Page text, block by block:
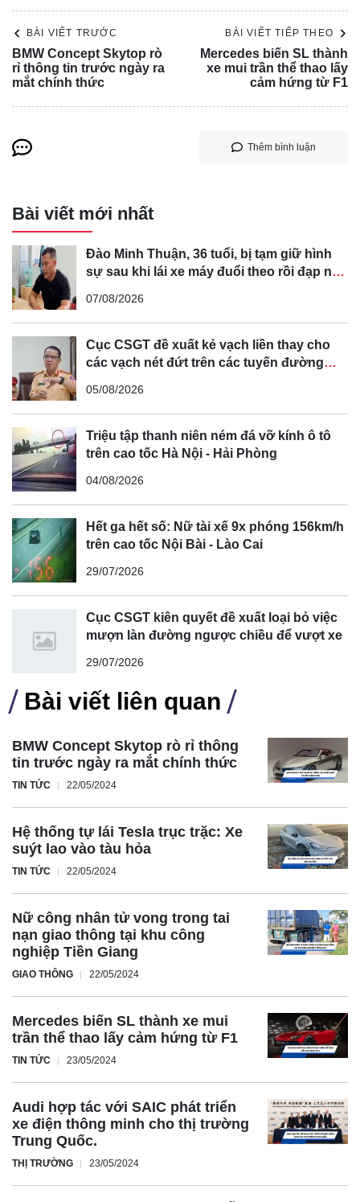
Năm ngoái, Bộ Công Thương cũng đã thanh lý và đấu giá
21 chiếc ô tô cũ thuộc quản lý của văn phòng Bộ. Trong số
này, có đến 17/21 chiếc có giá thấp hơn một chiếc Honda
SH350i (khoảng 151 triệu đồng), chỉ có 4 chiếc có giá cao
đăng ký từ năm 2000 đến 2006, và có sức chứa từ 5 đến
Trong thời gian gần đây, việc đấu giá các tài sản thanh lý
của cơ quan và doanh nghiệp Nhà nước đã thu hút sự chú
ý của dư luận.
Một lô xe đặc biệt gồm 7 phương tiện hạng sang như
Lexus LX 570, Range Rover, môtô Ducati Multistrada...
thuộc quản lý của Cơ quan Cảnh sát điều tra (Công an tỉnh
Hà Tĩnh), được rao bán đấu giá với mức giá khởi điểm là
Tuy nhiên, lô xe này đã trải qua 4 lần đấu giá không thành
công. Lần gần nhất, giá xe toàn bộ 7 chiếc này đã giảm
xuống chỉ còn 8,2 tỷ đồng. Đại diện của cơ quan đấu giá
cho biết, mặc dù lô xe này nhận được rất nhiều sự quan
được cho là quá cao so với giá trị thực tế của sản phẩm.
Việc đấu giá các tài sản thanh lý của cơ quan nhà nước đã
này hầu như đã mất giá trị về mặt khấu hao, và do đã sử
dụng trong một thời gian dài nên chất lượng đã bị suy
giảm nhiều.
Sau khi mua, người trúng đấu giá (thường là các doanh
nghiệp bán xe cũ) phải tiến hành đại tu và tân trang nhiều
để có thể bán lại trên thị trường. Điều này cũng là lý do
khiến nhiều người dù quan tâm nhưng vẫn ngần ngại
trước khi "xuống tiền" mua các chiếc xe này.
Auto ngay!
BÀI VIẾT TRƯỚC
BMW Concept Skytop rò
rỉ thông tin trước ngày ra
mắt chính thức
BÀI VIẾT TIẾP THEO
Mercedes biến SL thành
xe mui trần thể thao lấy
cảm hứng từ F1
Thêm bình luận
Bài viết mới nhất
Đào Minh Thuận, 36 tuổi, bị tạm giữ hình
sự sau khi lái xe máy đuổi theo rồi đạp ngã
07/08/2026
Cục CSGT đề xuất kẻ vạch liền thay cho
các vạch nét đứt trên các tuyến đường
05/08/2026
Triệu tập thanh niên ném đá vỡ kính ô tô
trên cao tốc Hà Nội - Hải Phòng
04/08/2026
Hết ga hết số: Nữ tài xế 9x phóng 156km/h
trên cao tốc Nội Bài - Lào Cai
29/07/2026
Cục CSGT kiên quyết đề xuất loại bỏ việc
mượn làn đường ngược chiều để vượt xe
29/07/2026
Bài viết liên quan
BMW Concept Skytop rò rỉ thông
tin trước ngày ra mắt chính thức
TIN TỨC 22/05/2024
Hệ thống tự lái Tesla trục trặc: Xe
suýt lao vào tàu hỏa
TIN TỨC 22/05/2024
Nữ công nhân tử vong trong tai
nạn giao thông tại khu công
nghiệp Tiền Giang
GIAO THÔNG 22/05/2024
Mercedes biến SL thành xe mui
trần thể thao lấy cảm hứng từ F1
TIN TỨC 23/05/2024
Audi hợp tác với SAIC phát triển
xe điện thông minh cho thị trường
Trung Quốc.
THỊ TRƯỜNG 23/05/2024